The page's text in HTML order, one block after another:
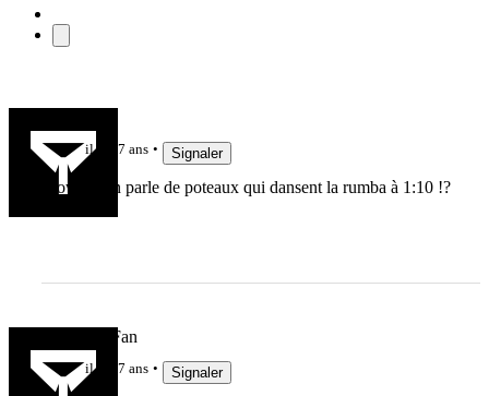
il y a 7 ans Signaler
Wow on en parle de poteaux qui dansent la rumba à 1:10 !?
Armchair Fan
il y a 7 ans Signaler